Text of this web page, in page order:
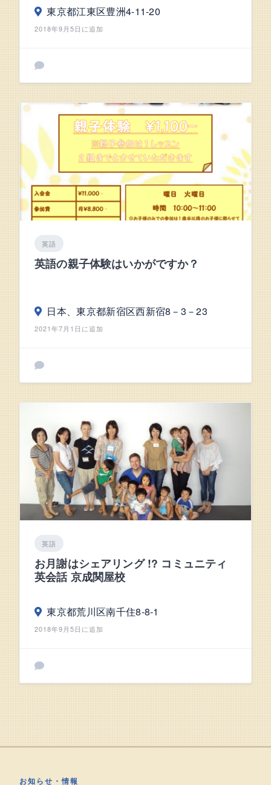
東京都江東区豊洲4-11-20
2018年9月5日に追加
英語
英語の親子体験はいかがですか？
日本、東京都新宿区西新宿8－3－23
2021年7月1日に追加
英語
お月謝はシェアリング !? コミュニティ
英会話 京成関屋校
東京都荒川区南千住8-8-1
2018年9月5日に追加
お知らせ・情報